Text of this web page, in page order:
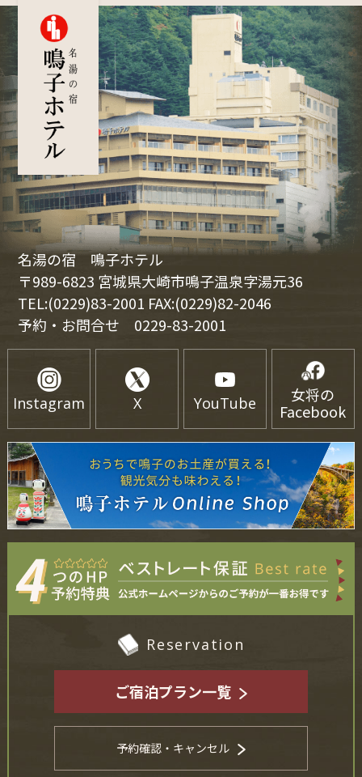
名湯の宿 鳴子ホテル
〒989-6823 宮城県大崎市鳴子温泉字湯元36
TEL:(0229)83-2001 FAX:(0229)82-2046
予約・お問合せ 0229-83-2001
Instagram X YouTube
女将の
Facebook
Reservation
ご宿泊プラン一覧
予約確認・キャンセル